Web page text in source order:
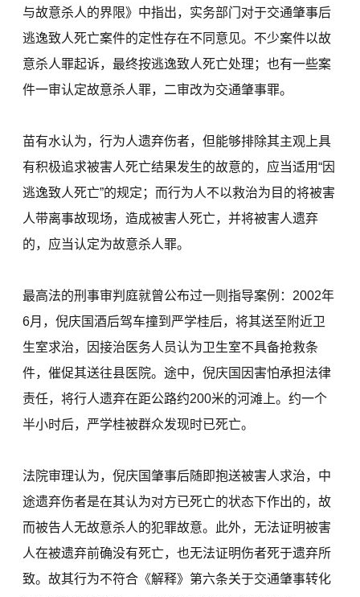
与故意杀人的界限》中指出，实务部门对于交通肇事后
逃逸致人死亡案件的定性存在不同意见。不少案件以故
意杀人罪起诉，最终按逃逸致人死亡处理；也有一些案
件一审认定故意杀人罪，二审改为交通肇事罪。
苗有水认为，行为人遗弃伤者，但能够排除其主观上具
有积极追求被害人死亡结果发生的故意的，应当适用“因
逃逸致人死亡”的规定；而行为人不以救治为目的将被害
人带离事故现场，造成被害人死亡，并将被害人遗弃
的，应当认定为故意杀人罪。
最高法的刑事审判庭就曾公布过一则指导案例：2002年
6月，倪庆国酒后驾车撞到严学桂后，将其送至附近卫
生室求治，因接治医务人员认为卫生室不具备抢救条
件，催促其送往县医院。途中，倪庆国因害怕承担法律
责任，将行人遗弃在距公路约200米的河滩上。约一个
半小时后，严学桂被群众发现时已死亡。
法院审理认为，倪庆国肇事后随即抱送被害人求治，中
途遗弃伤者是在其认为对方已死亡的状态下作出的，故
而被告人无故意杀人的犯罪故意。此外，无法证明被害
人在被遗弃前确没有死亡，也无法证明伤者死于遗弃所
致。故其行为不符合《解释》第六条关于交通肇事转化